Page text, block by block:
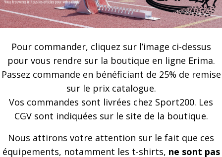
Pour commander, cliquez sur l’image ci-dessus
pour vous rendre sur la boutique en ligne Erima.
Passez commande en bénéficiant de 25% de remise
sur le prix catalogue.
Vos commandes sont livrées chez Sport200. Les
CGV sont indiquées sur le site de la boutique.
Nous attirons votre attention sur le fait que ces
équipements, notamment les t-shirts, ne sont pas